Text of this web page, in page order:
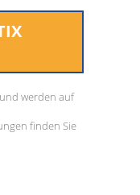
werden auf
finden Sie